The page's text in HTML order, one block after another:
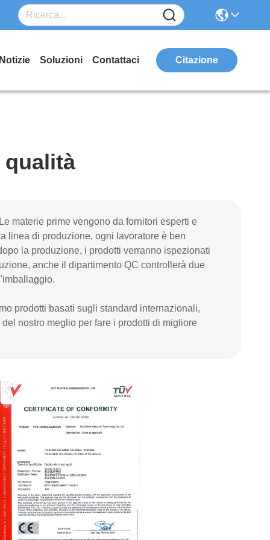
Soluzioni Contattaci Citazione
materie prime vengono da fornitori esperti e
linea di produzione, ogni lavoratore è ben
la produzione, i prodotti verranno ispezionati
anche il dipartimento QC controllerà due
prodotti basati sugli standard internazionali,
nostro meglio per fare i prodotti di migliore